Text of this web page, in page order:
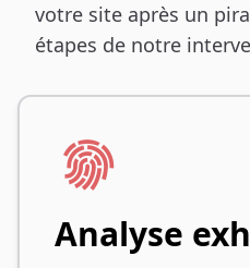
votre site après un
étapes de notre
Analyse